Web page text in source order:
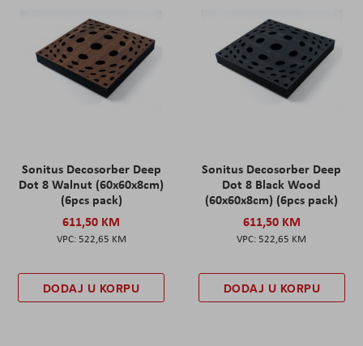
Sonitus Decosorber Deep
Dot 8 Walnut (60x60x8cm)
(6pcs pack)
611,50 KM
522,65 KM
DODAJ U KORPU
Sonitus Decosorber Deep
Dot 8 Black Wood
(60x60x8cm) (6pcs pack)
611,50 KM
522,65 KM
DODAJ U KORPU